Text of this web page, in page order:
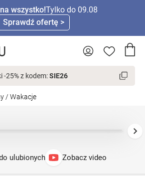
wszystko!Tylko do 09.08
Sprawdź ofertę >
-25% z kodem:SIE26
/ Wakacje
ulubionych Zobacz video